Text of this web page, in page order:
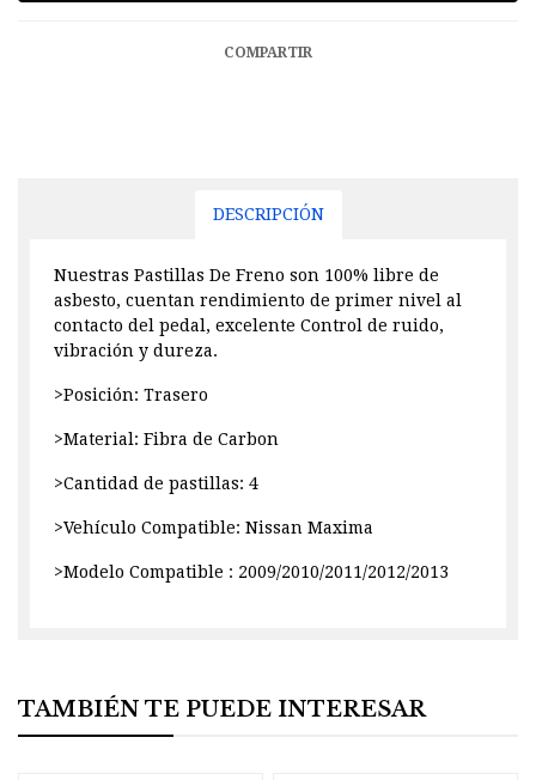
COMPARTIR
DESCRIPCIÓN
Nuestras Pastillas De Freno son 100% libre de
asbesto, cuentan rendimiento de primer nivel al
contacto del pedal, excelente Control de ruido,
vibración y dureza.
>Posición: Trasero
>Material: Fibra de Carbon
>Cantidad de pastillas: 4
>Vehículo Compatible: Nissan Maxima
>Modelo Compatible : 2009/2010/2011/2012/2013
TAMBIÉN TE PUEDE INTERESAR